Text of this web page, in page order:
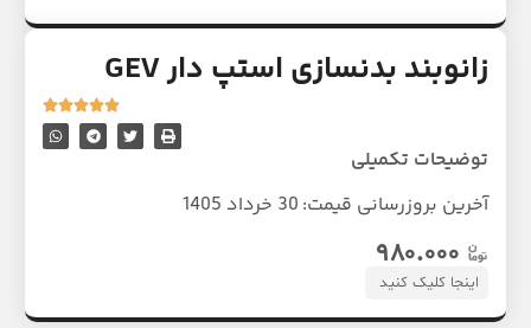
اینجا کلیک کنید
زانوبند بدنسازی استپ دار GEV
توضیحات تکمیلی
آخرین بروزرسانی قیمت: 30 خرداد 1405